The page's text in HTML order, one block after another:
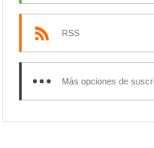
RSS
Más opciones de